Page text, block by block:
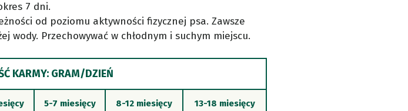
7 dni.
od poziomu aktywności fizycznej psa. Zawsze
wody. Przechowywać w chłodnym i suchym miejscu.
KARMY: GRAM/DZIEŃ
5-7 miesięcy 8-12 miesięcy 13-18 miesięcy